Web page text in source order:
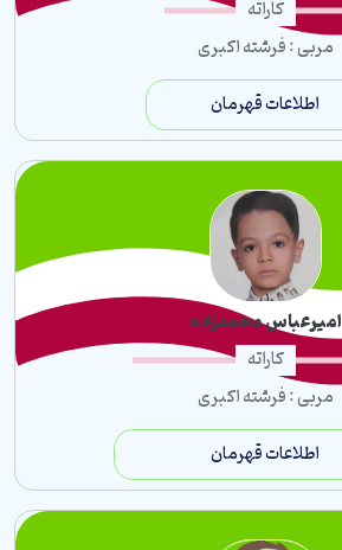
کاراته
مربی : فرشته اکبری
اطلاعات قهرمان
امیرعباس محمدزاده
کاراته
مربی : فرشته اکبری
اطلاعات قهرمان